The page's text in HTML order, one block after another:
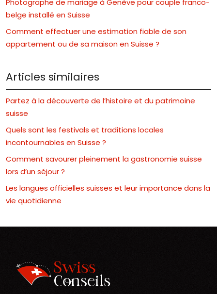
Photographe de mariage à Genève pour couple franco-
belge installé en Suisse
Comment effectuer une estimation fiable de son
appartement ou de sa maison en Suisse ?
Articles similaires
Partez à la découverte de l’histoire et du patrimoine
suisse
Quels sont les festivals et traditions locales
incontournables en Suisse ?
Comment savourer pleinement la gastronomie suisse
lors d’un séjour ?
Les langues officielles suisses et leur importance dans la
vie quotidienne